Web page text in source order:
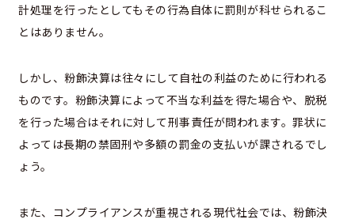
計処理を行ったとしてもその行為自体に罰則が科せられるこ
とはありません。
しかし、粉飾決算は往々にして自社の利益のために行われる
ものです。粉飾決算によって不当な利益を得た場合や、脱税
を行った場合はそれに対して刑事責任が問われます。罪状に
よっては長期の禁固刑や多額の罰金の支払いが課されるでし
ょう。
また、コンプライアンスが重視される現代社会では、粉飾決